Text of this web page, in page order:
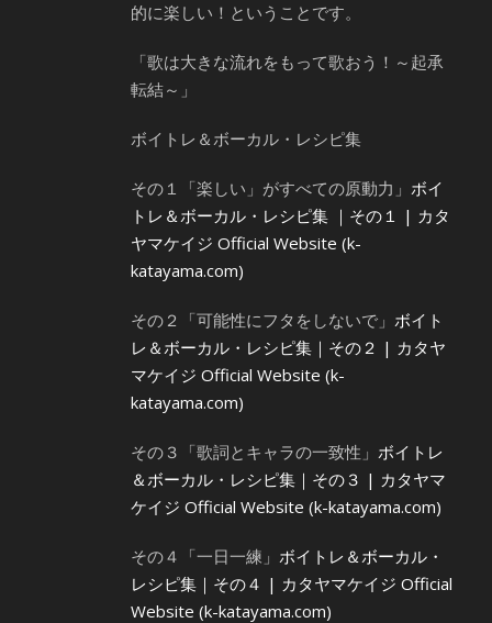
的に楽しい！ということです。
「歌は大きな流れをもって歌おう！～起承
転結～」
ボイトレ＆ボーカル・レシピ集
その１「楽しい」がすべての原動力」 ボイ
トレ＆ボーカル・レシピ集 ｜その１ | カタ
ヤマケイジ Official Website (k-
katayama.com)
その２「可能性にフタをしないで」 ボイト
レ＆ボーカル・レシピ集｜その２ | カタヤ
マケイジ Official Website (k-
katayama.com)
その３「歌詞とキャラの一致性」 ボイトレ
＆ボーカル・レシピ集｜その３ | カタヤマ
ケイジ Official Website (k-katayama.com)
その４「一日一練」 ボイトレ＆ボーカル・
レシピ集｜その４ | カタヤマケイジ Official
Website (k-katayama.com)